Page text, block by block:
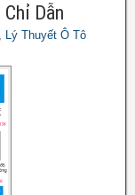
Dẫn
Lý Thuyết Ô Tô